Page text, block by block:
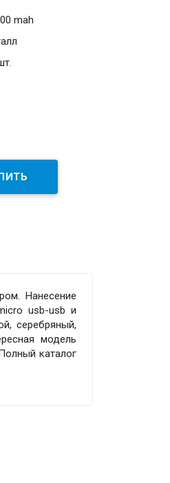
mah
Нанесение
usb-usb и
серебряный,
модель
каталог